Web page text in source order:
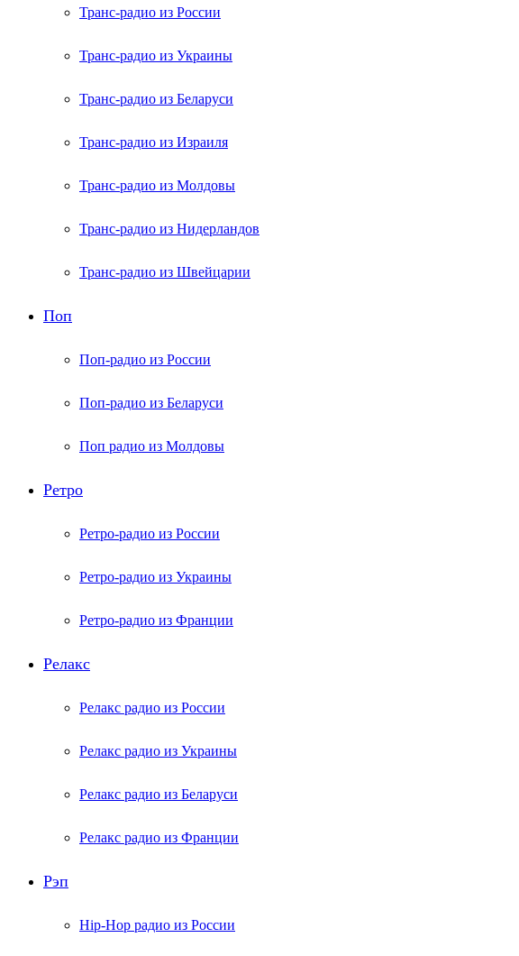
Транс-радио из России
Транс-радио из Украины
Транс-радио из Беларуси
Транс-радио из Израиля
Транс-радио из Молдовы
Транс-радио из Нидерландов
Транс-радио из Швейцарии
Поп
Поп-радио из России
Поп-радио из Беларуси
Поп радио из Молдовы
Ретро
Ретро-радио из России
Ретро-радио из Украины
Ретро-радио из Франции
Релакс
Релакс радио из России
Релакс радио из Украины
Релакс радио из Беларуси
Релакс радио из Франции
Рэп
Hip-Hop радио из России